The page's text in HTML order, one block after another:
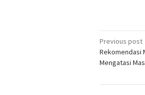
Post
Previous post
Rekomendasi
Mengatasi